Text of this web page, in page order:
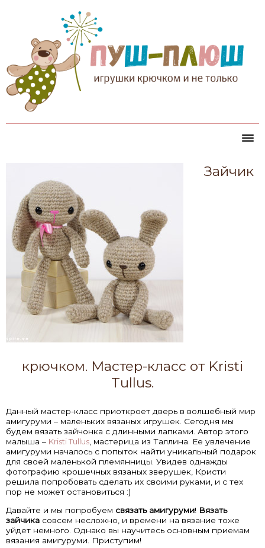
Зайчик
крючком. Мастер-класс от Kristi
Tullus.
Данный мастер-класс приоткроет дверь в волшебный мир
амигуруми – маленьких вязаных игрушек. Сегодня мы
будем вязать зайчонка с длинными лапками. Автор этого
малыша – Kristi Tullus, мастерица из Таллина. Ее увлечение
амигуруми началось с попыток найти уникальный подарок
для своей маленькой племянницы. Увидев однажды
фотографию крошечных вязаных зверушек, Кристи
решила попробовать сделать их своими руками, и с тех
пор не может остановиться :)
Давайте и мы попробуем связать амигуруми! Вязать
зайчика совсем несложно, и времени на вязание тоже
уйдет немного. Однако вы научитесь основным приемам
вязания амигуруми. Приступим!